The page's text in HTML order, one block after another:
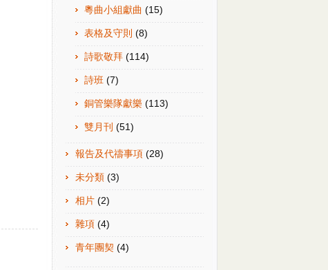
粵曲小組獻曲 (15)
表格及守則 (8)
詩歌敬拜 (114)
詩班 (7)
銅管樂隊獻樂 (113)
雙月刊 (51)
報告及代禱事項(28)
未分類(3)
相片(2)
雜項(4)
青年團契 (4)